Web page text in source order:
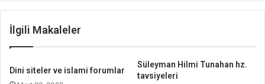
İlgili Makaleler
Dini siteler ve islami forumlar
Süleyman Hilmi Tunahan hz.
tavsiyeleri